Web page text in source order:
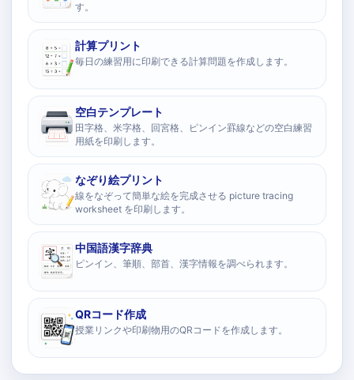
す。
計算プリント
毎日の練習用に印刷できる計算問題を作成します。
空白テンプレート
田字格、米字格、回宮格、ピンイン罫線などの空白練習
用紙を印刷します。
なぞり絵プリント
線をなぞって簡単な絵を完成させる picture tracing
worksheet を印刷します。
中国語漢字辞典
ピンイン、筆順、部首、漢字情報を調べられます。
QRコード作成
授業リンクや印刷物用のQRコードを作成します。